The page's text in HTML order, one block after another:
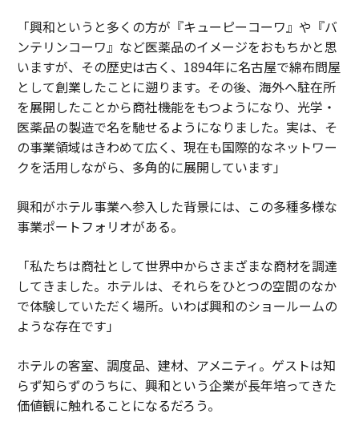
「興和というと多くの方が『キューピーコーワ』や『バ
ンテリンコーワ』など医薬品のイメージをおもちかと思
いますが、その歴史は古く、1894年に名古屋で綿布問屋
として創業したことに遡ります。その後、海外へ駐在所
を展開したことから商社機能をもつようになり、光学・
医薬品の製造で名を馳せるようになりました。実は、そ
の事業領域はきわめて広く、現在も国際的なネットワー
クを活用しながら、多角的に展開しています」
興和がホテル事業へ参入した背景には、この多種多様な
事業ポートフォリオがある。
「私たちは商社として世界中からさまざまな商材を調達
してきました。ホテルは、それらをひとつの空間のなか
で体験していただく場所。いわば興和のショールームの
ような存在です」
ホテルの客室、調度品、建材、アメニティ。ゲストは知
らず知らずのうちに、興和という企業が長年培ってきた
価値観に触れることになるだろう。